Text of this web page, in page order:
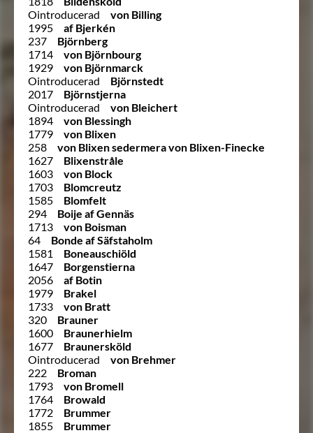
Ointroducerad
von Billing
1995
af Bjerkén
237
Björnberg
1714
von Björnbourg
1929
von Björnmarck
Ointroducerad
Björnstedt
2017
Björnstjerna
Ointroducerad
von Bleichert
1894
von Blessingh
1779
von Blixen
258
von Blixen sedermera von Blixen-Finecke
1627
Blixenstråle
1603
von Block
1703
Blomcreutz
1585
Blomfelt
294
Boije af Gennäs
1713
von Boisman
64
Bonde af Säfstaholm
1581
Boneauschiöld
1647
Borgenstierna
2056
af Botin
1979
Brakel
1733
von Bratt
320
Brauner
1600
Braunerhielm
1677
Braunersköld
Ointroducerad
von Brehmer
222
Broman
1793
von Bromell
1764
Browald
1772
Brummer
1855
Brummer